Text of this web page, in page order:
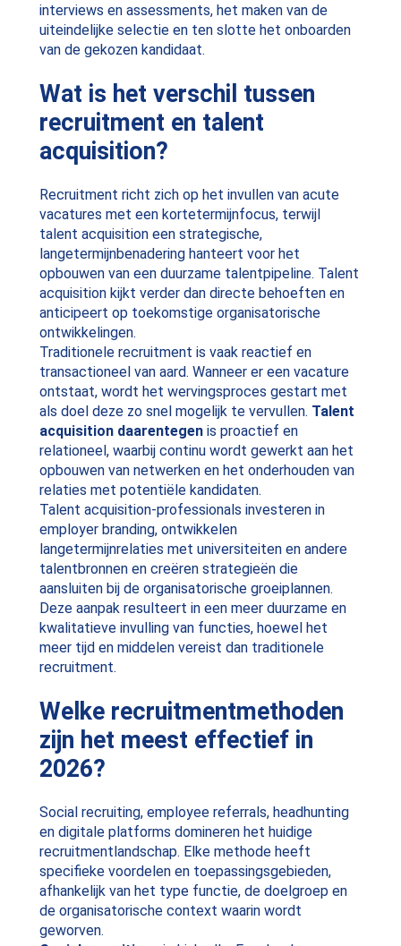
interviews en assessments, het maken van de
uiteindelijke selectie en ten slotte het onboarden
van de gekozen kandidaat.
Wat is het verschil tussen
recruitment en talent
acquisition?
Recruitment richt zich op het invullen van acute
vacatures met een kortetermijnfocus, terwijl
talent acquisition een strategische,
langetermijnbenadering hanteert voor het
opbouwen van een duurzame talentpipeline. Talent
acquisition kijkt verder dan directe behoeften en
anticipeert op toekomstige organisatorische
ontwikkelingen.
Traditionele recruitment is vaak reactief en
transactioneel van aard. Wanneer er een vacature
ontstaat, wordt het wervingsproces gestart met
als doel deze zo snel mogelijk te vervullen. Talent
acquisition daarentegenis proactief en
relationeel, waarbij continu wordt gewerkt aan het
opbouwen van netwerken en het onderhouden van
relaties met potentiële kandidaten.
Talent acquisition-professionals investeren in
employer branding, ontwikkelen
langetermijnrelaties met universiteiten en andere
talentbronnen en creëren strategieën die
aansluiten bij de organisatorische groeiplannen.
Deze aanpak resulteert in een meer duurzame en
kwalitatieve invulling van functies, hoewel het
meer tijd en middelen vereist dan traditionele
recruitment.
Welke recruitmentmethoden
zijn het meest effectief in
2026?
Social recruiting, employee referrals, headhunting
en digitale platforms domineren het huidige
recruitmentlandschap. Elke methode heeft
specifieke voordelen en toepassingsgebieden,
afhankelijk van het type functie, de doelgroep en
de organisatorische context waarin wordt
geworven.